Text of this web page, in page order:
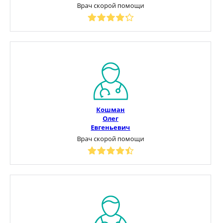
Врач скорой помощи
Кошман
Олег
Евгеньевич
Врач скорой помощи